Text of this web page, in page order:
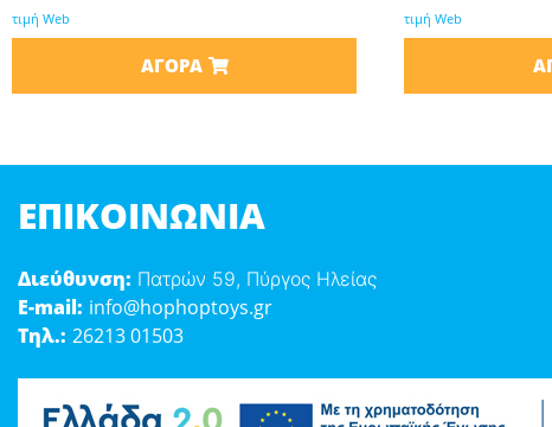
τιμή Web
ΑΓΟΡΆ
τιμή Web
ΕΠΙΚΟΙΝΩΝΊΑ
Διεύθυνση: Πατρών 59, Πύργος Ηλείας
E-mail: info@hophoptoys.gr
Τηλ.: 26213 01503